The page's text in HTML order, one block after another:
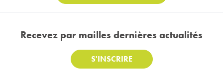
Recevez par mailles dernières actualités
S'INSCRIRE